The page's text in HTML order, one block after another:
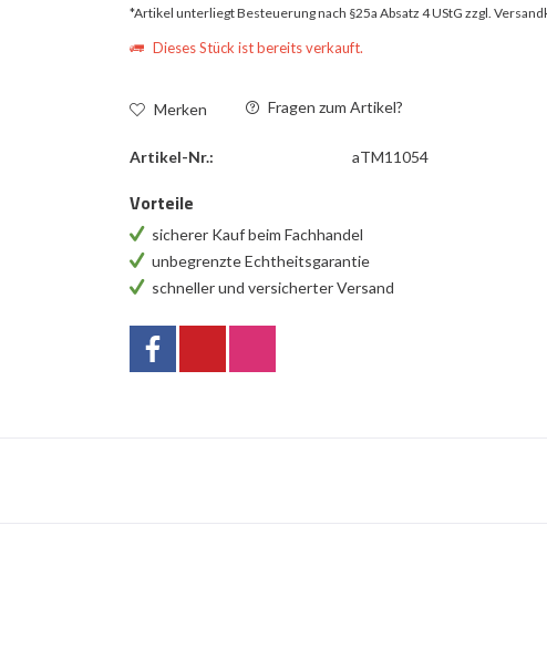
*Artikel unterliegt Besteuerung nach §25a Absatz 4 UStGzzgl.
Dieses Stück ist bereits verkauft.
Merken Fragen zum Artikel?
Artikel-Nr.: aTM11054
Vorteile
sicherer Kauf beim Fachhandel
unbegrenzte Echtheitsgarantie
schneller und versicherter Versand